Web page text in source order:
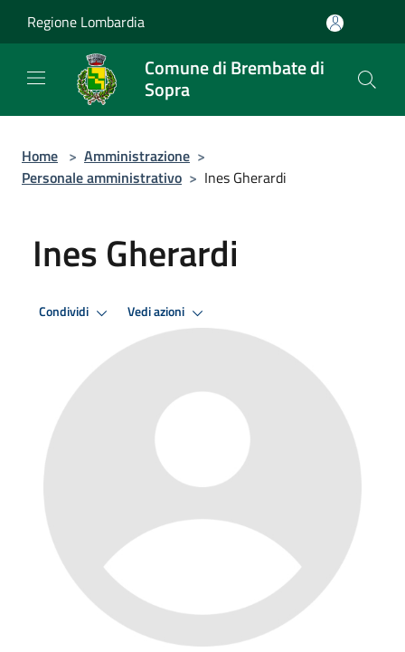
Regione Lombardia
Comune di Brembate di
Sopra
Home > Amministrazione >
Personale amministrativo > Ines Gherardi
Ines Gherardi
Condividi Vedi azioni